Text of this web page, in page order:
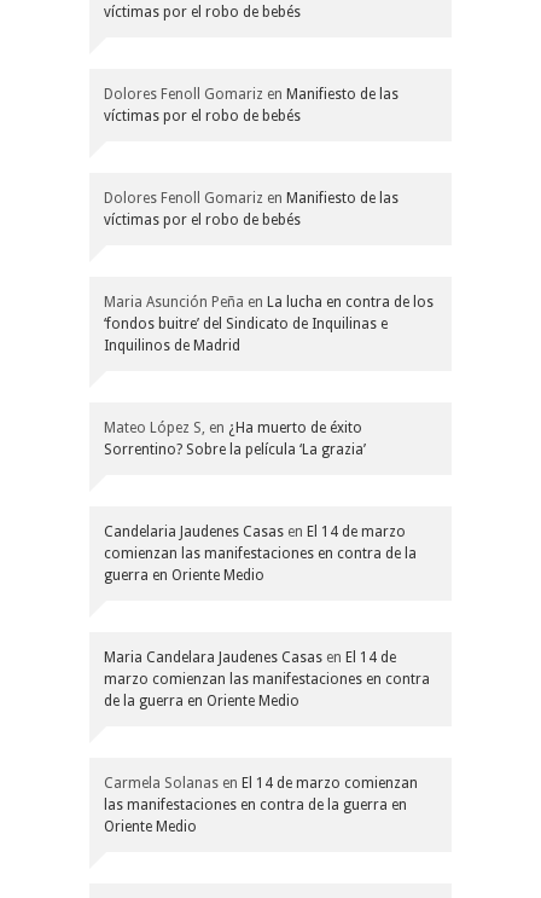
víctimas por el robo de bebés
Dolores Fenoll Gomariz en Manifiesto de las
víctimas por el robo de bebés
Dolores Fenoll Gomariz en Manifiesto de las
víctimas por el robo de bebés
Maria Asunción Peña en La lucha en contra de los
‘fondos buitre’ del Sindicato de Inquilinas e
Inquilinos de Madrid
Mateo López S, en ¿Ha muerto de éxito
Sorrentino? Sobre la película ‘La grazia’
Candelaria Jaudenes Casas en El 14 de marzo
comienzan las manifestaciones en contra de la
guerra en Oriente Medio
Maria Candelara Jaudenes Casas en El 14 de
marzo comienzan las manifestaciones en contra
de la guerra en Oriente Medio
Carmela Solanas en El 14 de marzo comienzan
las manifestaciones en contra de la guerra en
Oriente Medio